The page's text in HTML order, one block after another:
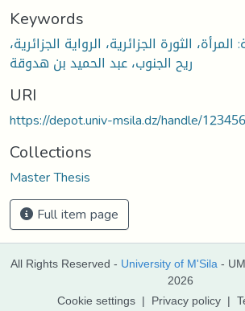
Keywords
الثورة الجزائرية، الرواية الجزائرية،
ريح الجنوب، عبد الحميد بن هدوقة
URI
https://depot.univ-msila.dz/handle/
Collections
Master Thesis
Full item page
All Rights Reserved - University of M'Sila -
2026
Cookie settings | Privacy policy |